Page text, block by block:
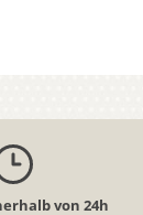
von 24h